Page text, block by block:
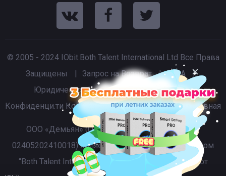
© 2005 - 2024 IObit.Both Talent International Ltd Все Права
Защищены
| Запрос на Возврат | EULA
|
Юридическое Уведомление
|
Политика
Конфиденци.ти Контакты Поддержка Продукты Главная
ООО «Демьян» (ОГРН:303919-3301–000; ИНН:
02405202410018) является авторизованным агентом
“Both Talent International Ltd” на прием платежей от